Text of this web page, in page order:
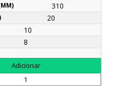
310
20
10
8